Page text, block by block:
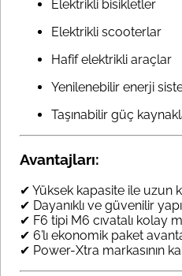
Elektrikli bisikletler
Elektrikli scooterlar
Hafif elektrikli araçlar
Yenilenebilir enerji
Taşınabilir güç
Avantajları:
✔ Yüksek kapasite ile uzun
✔ Dayanıklı ve güvenilir yapı
✔ F6 tipi M6 cıvatalı kolay
✔ 6’lı ekonomik paket
✔ Power-Xtra markasının